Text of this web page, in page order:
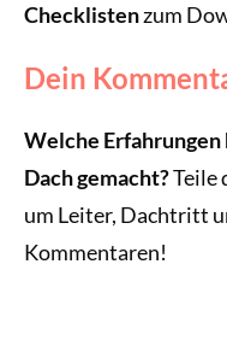
Checklistenzum
Dein
Welche
Dach gemacht?Teile
um Leiter, Dachtritt
Kommentaren!